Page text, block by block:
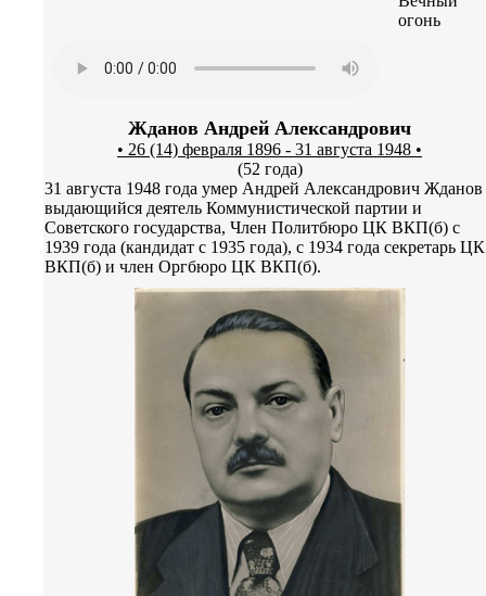
Жданов Андрей Александрович
• 26 (14) февраля 1896 - 31 августа 1948 •
(52 года)
31 августа 1948 года умер Андрей Александрович Жданов
выдающийся деятель Коммунистической партии и
Советского государства, Член Политбюро ЦК ВКП(б) с
1939 года (кандидат с 1935 года), с 1934 года секретарь ЦК
ВКП(б) и член Оргбюро ЦК ВКП(б).